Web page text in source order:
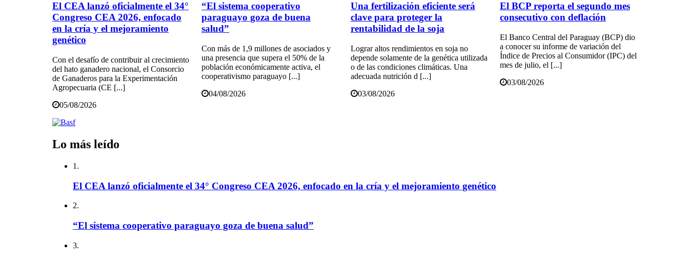
El CEA lanzó oficialmente el 34°
Congreso CEA 2026, enfocado
en la cría y el mejoramiento
genético
Con el desafío de contribuir al crecimiento
del hato ganadero nacional, el Consorcio
de Ganaderos para la Experimentación
Agropecuaria (CE [...]
05/08/2026
“El sistema cooperativo
paraguayo goza de buena
salud”
Con más de 1,9 millones de asociados y
una presencia que supera el 50% de la
población económicamente activa, el
cooperativismo paraguayo [...]
04/08/2026
Una fertilización eficiente será
clave para proteger la
rentabilidad de la soja
Lograr altos rendimientos en soja no
depende solamente de la genética utilizada
o de las condiciones climáticas. Una
adecuada nutrición d [...]
03/08/2026
El BCP reporta el segundo mes
consecutivo con deflación
El Banco Central del Paraguay (BCP) dio
a conocer su informe de variación del
Índice de Precios al Consumidor (IPC) del
mes de julio, el [...]
03/08/2026
Lo más leído
1.
El CEA lanzó oficialmente el 34° Congreso CEA 2026, enfocado en la cría y el mejoramiento genético
2.
“El sistema cooperativo paraguayo goza de buena salud”
3.